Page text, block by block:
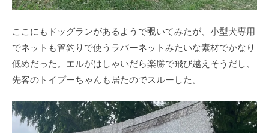
ここにもドッグランがあるようで覗いてみたが、小型犬専用
でネットも管釣りで使うラバーネットみたいな素材でかなり
低めだった。エルがはしゃいだら楽勝で飛び越えそうだし、
先客のトイプーちゃんも居たのでスルーした。